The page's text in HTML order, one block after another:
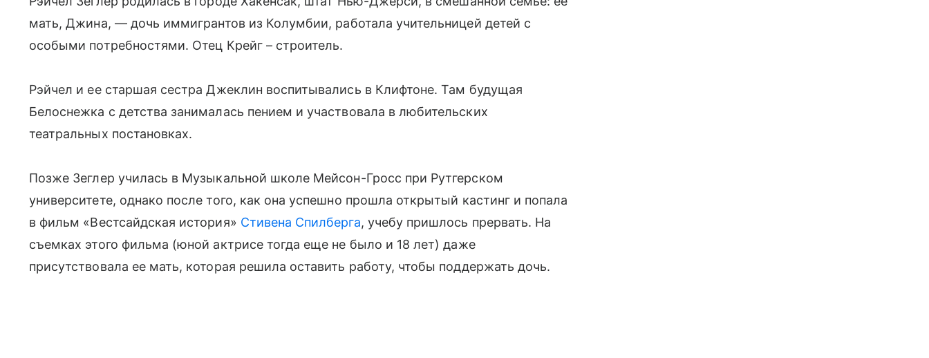
мать, Джина, — дочь иммигрантов из Колумбии, работала учительницей детей с
особыми потребностями. Отец Крейг – строитель.
Рэйчел и ее старшая сестра Джеклин воспитывались в Клифтоне. Там будущая
Белоснежка с детства занималась пением и участвовала в любительских
театральных постановках.
Позже Зеглер училась в Музыкальной школе Мейсон-Гросс при Рутгерском
университете, однако после того, как она успешно прошла открытый кастинг и попала
в фильм «Вестсайдская история» Стивена Спилберга, учебу пришлось прервать. На
съемках этого фильма (юной актрисе тогда еще не было и 18 лет) даже
присутствовала ее мать, которая решила оставить работу, чтобы поддержать дочь​.